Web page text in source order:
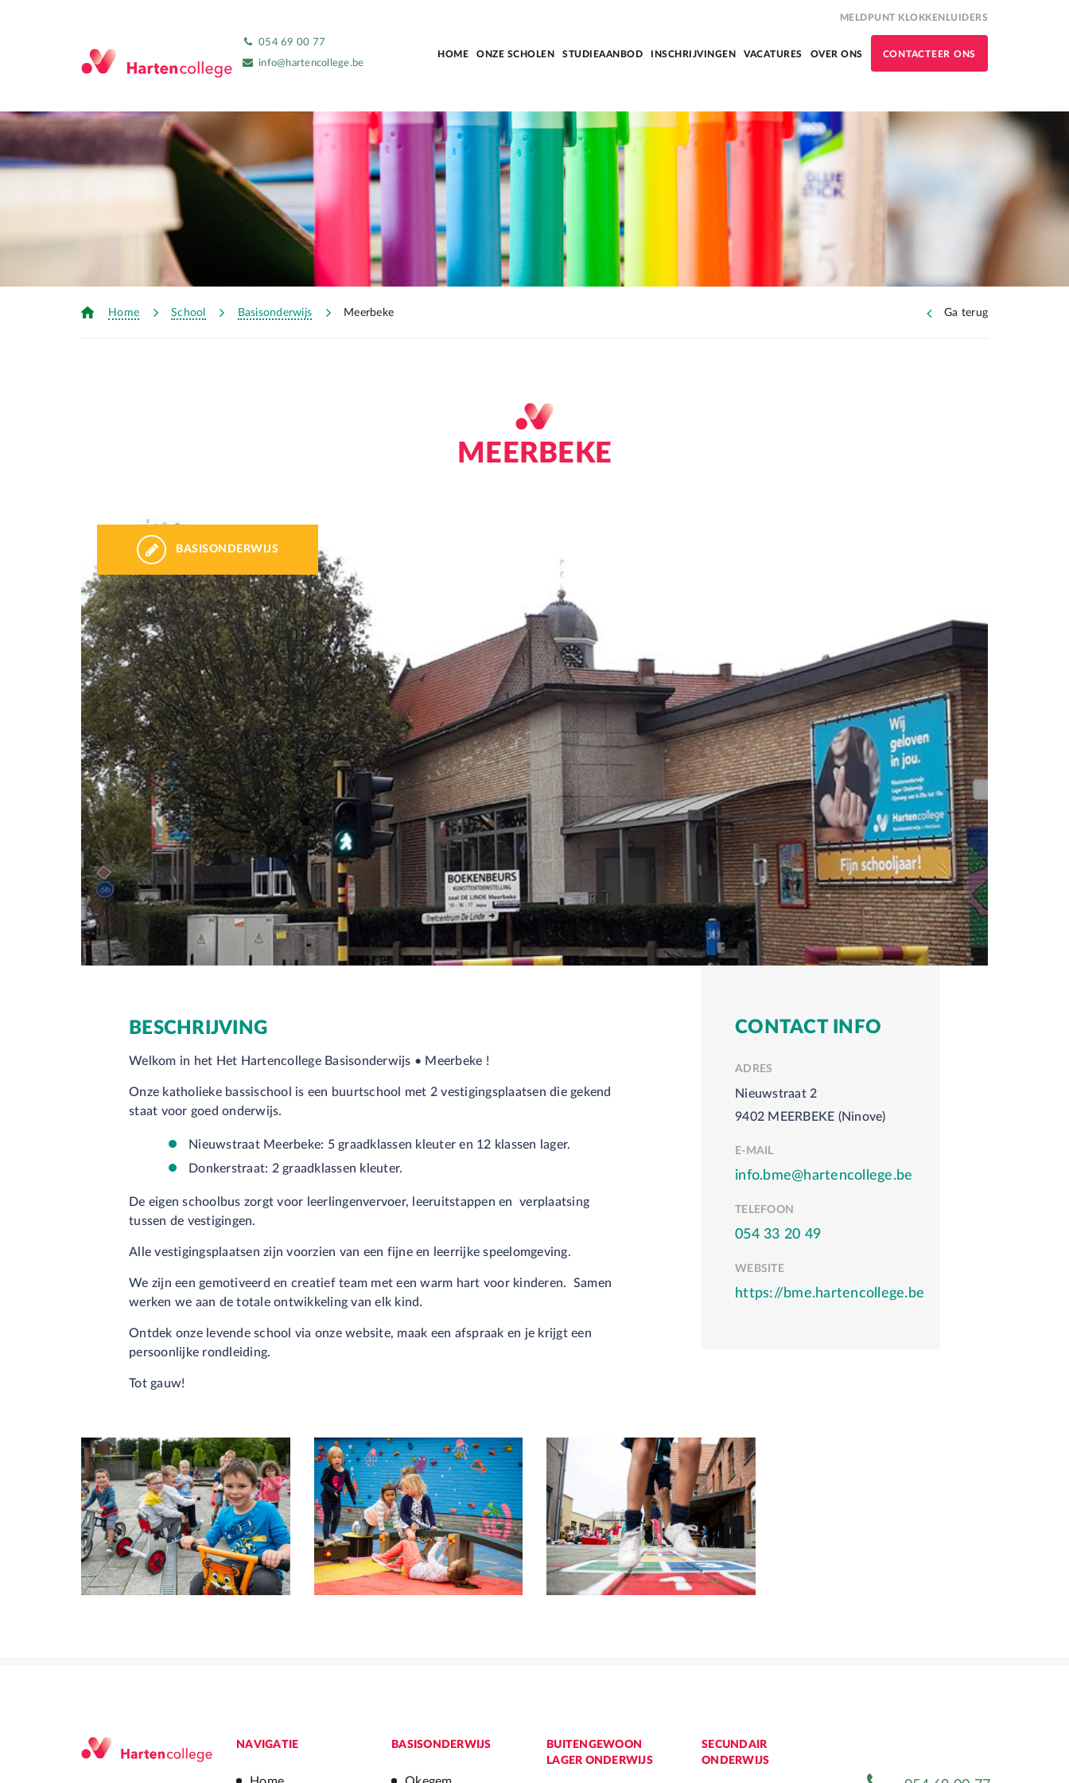
054 69 00 77
info@hartencollege.be
MELDPUNT KLOKKENLUIDERS
HOME ONZE SCHOLEN STUDIEAANBOD INSCHRIJVINGEN VACATURES OVER ONS CONTACTEER ONS
Home School Basisonderwijs Meerbeke Ga terug
MEERBEKE
BASISONDERWIJS
BESCHRIJVING
Welkom in het Het Hartencollege Basisonderwijs • Meerbeke !
Onze katholieke bassischool is een buurtschool met 2 vestigingsplaatsen die gekend
staat voor goed onderwijs.
Nieuwstraat Meerbeke: 5 graadklassen kleuter en 12 klassen lager.
Donkerstraat: 2 graadklassen kleuter.
De eigen schoolbus zorgt voor leerlingenvervoer, leeruitstappen en verplaatsing
tussen de vestigingen.
Alle vestigingsplaatsen zijn voorzien van een fijne en leerrijke speelomgeving.
We zijn een gemotiveerd en creatief team met een warm hart voor kinderen. Samen
werken we aan de totale ontwikkeling van elk kind.
Ontdek onze levende school via onze website, maak een afspraak en je krijgt een
persoonlijke rondleiding.
Tot gauw!
CONTACT INFO
ADRES
Nieuwstraat 2
9402 MEERBEKE (Ninove)
E-MAIL
info.bme@hartencollege.be
TELEFOON
054 33 20 49
WEBSITE
https://bme.hartencollege.be
NAVIGATIE BASISONDERWIJS
BUITENGEWOON
LAGER ONDERWIJS
SECUNDAIR
ONDERWIJS